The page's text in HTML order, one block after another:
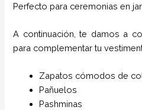
Perfecto para ceremonias en
A continuación, te damos a
para complementar tu
Zapatos cómodos de
Pañuelos
Pashminas